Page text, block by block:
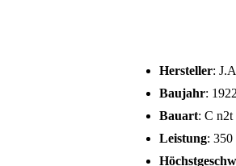
Hersteller:
Baujahr: 1922
Bauart: C n2t
Leistung: 350